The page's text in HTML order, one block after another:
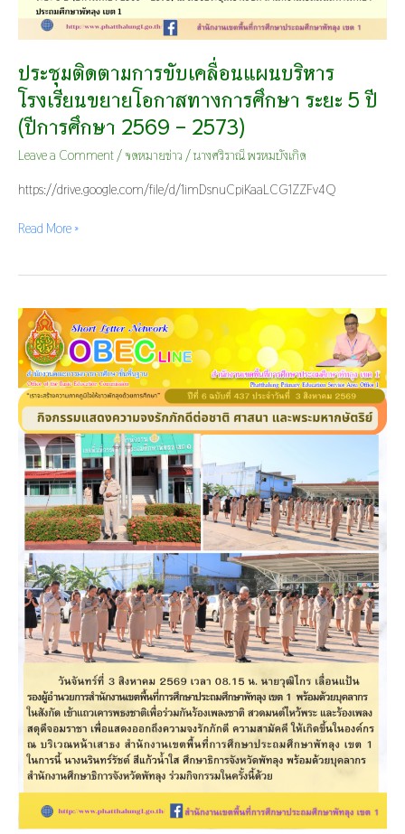
ประชุมติดตามการขับเคลื่อนแผนบริหาร
โรงเรียนขยายโอกาสทางการศึกษา ระยะ 5 ปี
(ปีการศึกษา 2569 – 2573)
Leave a Comment /จดหมายข่าว /นางศริราณี พรหมบังเกิด
https://drive.google.com/file/d/1imDsnuCpiKaaLCG1ZZFv4Q
Read More »
กิจกรรม
แสดง
ความ
จงรัก
ภักดี
ต่อ
ชาติ
ศาสนา
และ
พระ
มหา
กษัตริย์